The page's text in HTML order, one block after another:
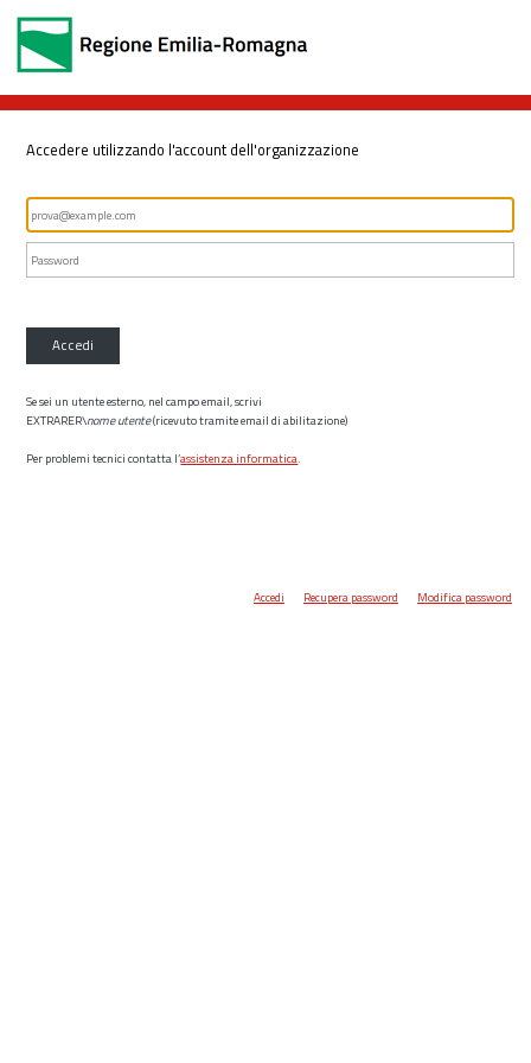
Accedere utilizzando l'account dell'organizzazione
Accedi
Se sei un utente esterno, nel campo email, scrivi
EXTRARER\nome utente(ricevuto tramite email di abilitazione)
Per problemi tecnici contatta l’assistenza informatica.
Accedi Recupera password Modifica password